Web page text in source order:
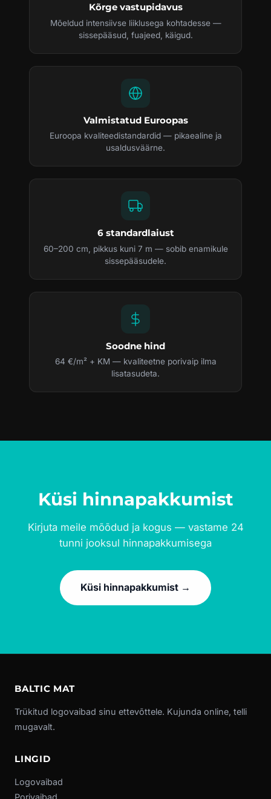
Kõrge vastupidavus
Mõeldud intensiivse liiklusega kohtadesse —
sissepääsud, fuajeed, käigud.
Valmistatud Euroopas
Euroopa kvaliteedistandardid — pikaealine ja
usaldusväärne.
6 standardlaiust
60–200 cm, pikkus kuni 7 m — sobib enamikule
sissepääsudele.
Soodne hind
64 €/m² + KM — kvaliteetne porivaip ilma
lisatasudeta.
Küsi hinnapakkumist
Kirjuta meile mõõdud ja kogus — vastame 24
tunni jooksul hinnapakkumisega
Küsi hinnapakkumist →
BALTIC MAT
Trükitud logovaibad sinu ettevõttele. Kujunda online, telli
mugavalt.
LINGID
Logovaibad
Porivaibad